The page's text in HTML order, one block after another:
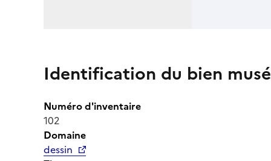
Identification du bien
Numéro d'inventaire
102
Domaine
dessin